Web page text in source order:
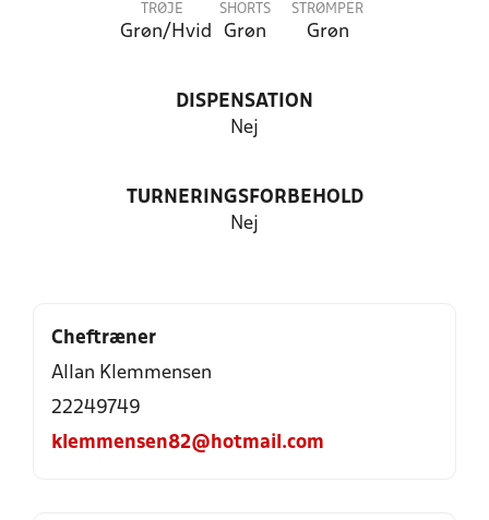
TRØJE
Grøn/Hvid
SHORTS
Grøn
STRØMPER
Grøn
DISPENSATION
Nej
TURNERINGSFORBEHOLD
Nej
Cheftræner
Allan Klemmensen
22249749
klemmensen82@hotmail.com